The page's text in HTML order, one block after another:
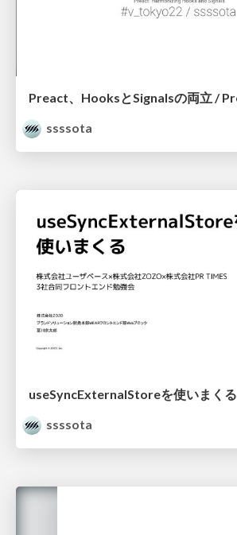
ssssota
useSyncExternalStoreを使いまくる
ssssota